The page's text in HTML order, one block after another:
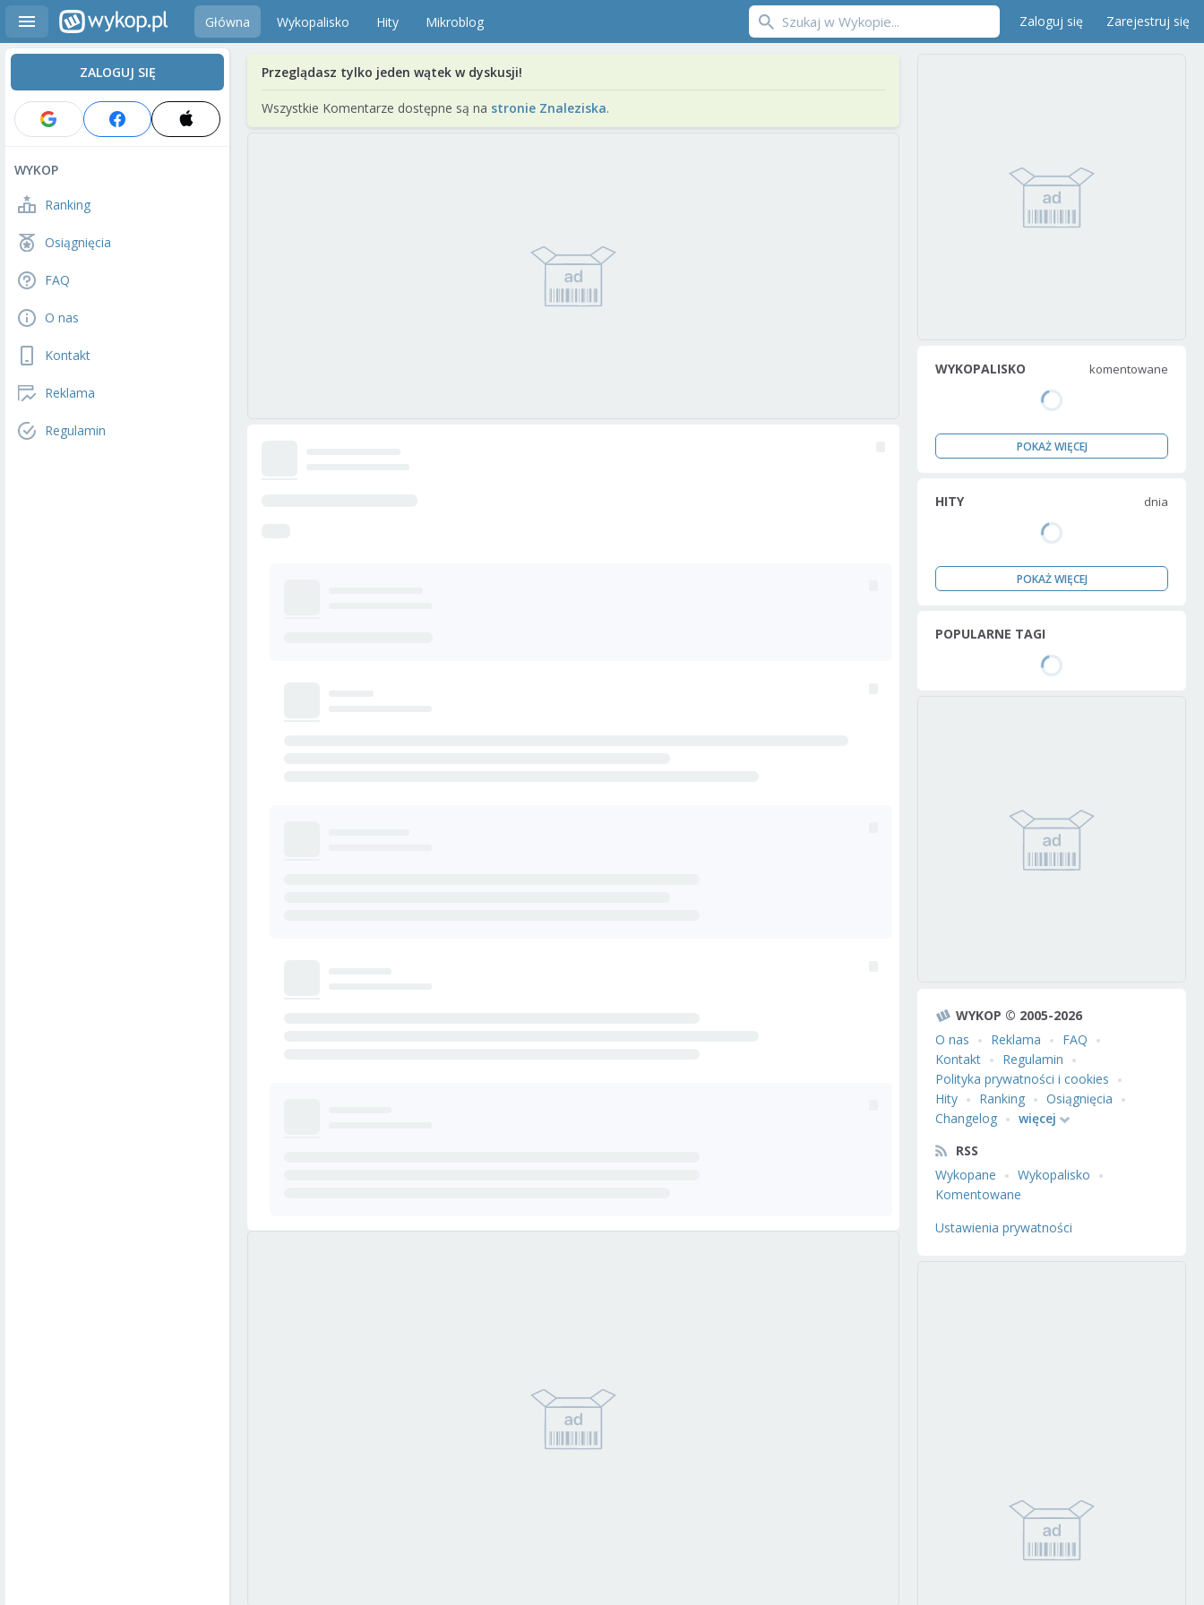
Główna Wykopalisko Hity Mikroblog Zaloguj się Zarejestruj się
ZALOGUJ SIĘ
WYKOP
Ranking
Osiągnięcia
FAQ
O nas
Kontakt
Reklama
Regulamin
Przeglądasz tylko jeden wątek w dyskusji!
Wszystkie Komentarze dostępne są na stronie Znaleziska.
WYKOPALISKO komentowane
POKAŻ WIĘCEJ
HITY dnia
POKAŻ WIĘCEJ
POPULARNE TAGI
WYKOP © 2005-2026
O nas
Reklama
FAQ
Kontakt
Regulamin
Polityka prywatności i cookies
Hity
Ranking
Osiągnięcia
Changelog
więcej
RSS
Wykopane
Wykopalisko
Komentowane
Ustawienia prywatności